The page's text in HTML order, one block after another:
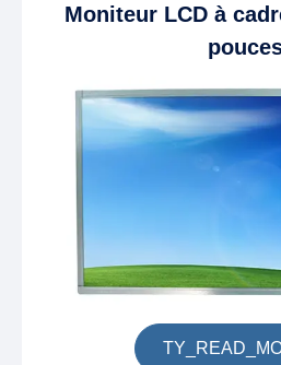
Moniteur LCD à